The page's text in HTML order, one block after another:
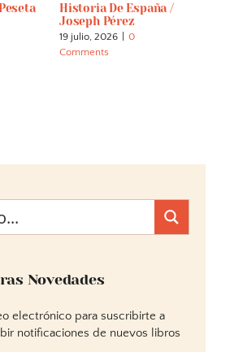
Historia De España /
Joseph Pérez
19 julio, 2026
0
Comments
Novedades
electrónico para suscribirte a
notificaciones de nuevos libros